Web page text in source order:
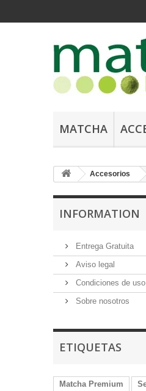
MATCHA
Accesorios
INFORMATION
Entrega Gratuita
Aviso legal
Condiciones de uso
Sobre nosotros
ETIQUETAS
Matcha Premium